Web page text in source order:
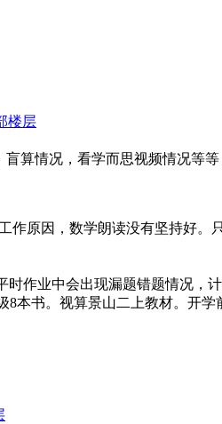
楼层
算情况，看学而思视频情况等
作原因，数学朗读没有坚持好。
作业中会出现漏题错题情况，
8本书。视算景山二上教材。开